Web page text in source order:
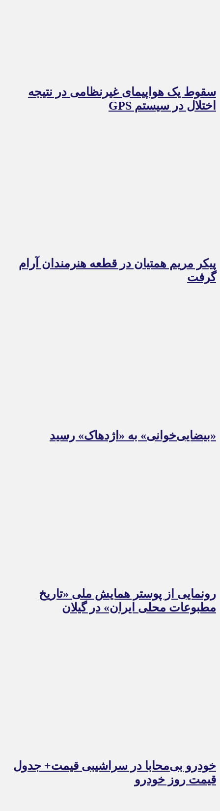
سقوط یک هواپیمای غیرنظامی در نتیجه
اختلال در سیستم‌ GPS
پیکر مریم همتیان در قطعه هنرمندان آرام
گرفت
«بیضایی‌خوانی» به «اژدهاک» رسید
رونمایی از پوستر همایش ملی «تاریخ
مطبوعات محلی ایران» در گیلان
خودرو بی‌محابا در سراشیبی قیمت+ جدول
قیمت روز خودرو